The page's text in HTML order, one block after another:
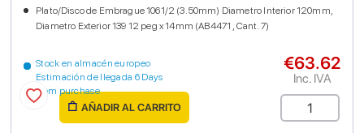
Stock en almacén europeo
Estimación de llegada 6 Days
from purchase
Plato/Disco de Embrague 1061/2 (3.50mm) Diametro Interior 120mm,
Diametro Exterior 139 12 peg x 14mm (AB4471 , Cant. 7)
€63.62
Inc. IVA
AÑADIR AL CARRITO